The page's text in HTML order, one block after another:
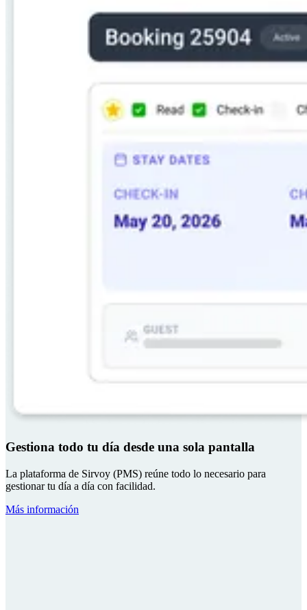
Gestiona todo tu día desde una sola pantalla
La plataforma de Sirvoy (PMS) reúne todo lo necesario para
gestionar tu día a día con facilidad.
Más información